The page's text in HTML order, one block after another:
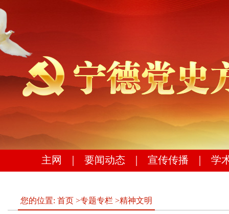
主网 要闻动态 宣传传播 学
您的位置: 首页 >专题专栏 >精神文明